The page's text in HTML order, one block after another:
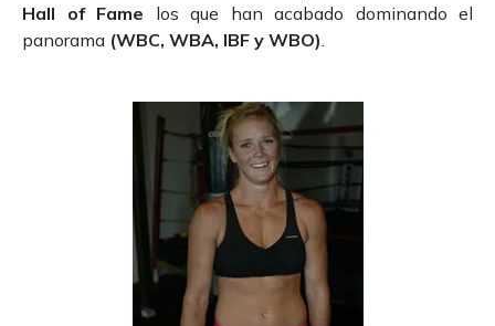
Hall of Fame los que han acabado dominando el
panorama (WBC, WBA, IBF y WBO)